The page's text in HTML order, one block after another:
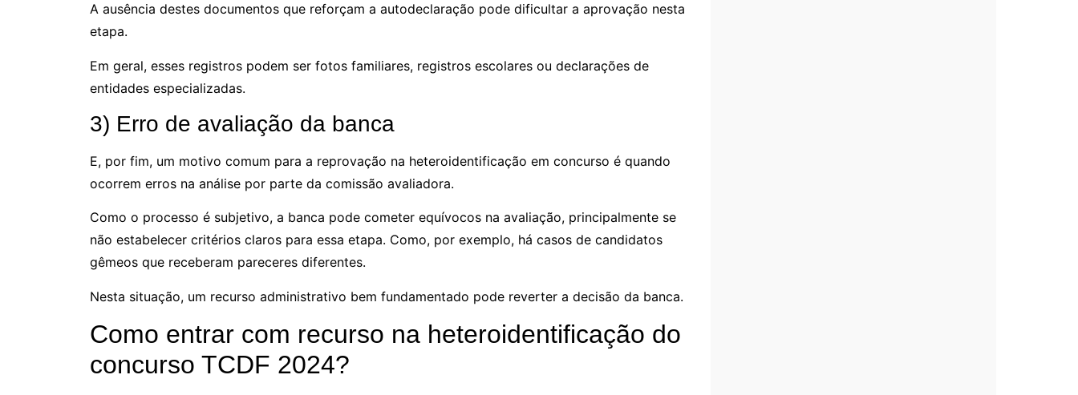
A ausência destes documentos que reforçam a autodeclaração pode dificultar a aprovação nesta
etapa.
Em geral, esses registros podem ser fotos familiares, registros escolares ou declarações de
entidades especializadas.
3) Erro de avaliação da banca
E, por fim, um motivo comum para a reprovação na heteroidentificação em concurso é quando
ocorrem erros na análise por parte da comissão avaliadora.
Como o processo é subjetivo, a banca pode cometer equívocos na avaliação, principalmente se
não estabelecer critérios claros para essa etapa. Como, por exemplo, há casos de candidatos
gêmeos que receberam pareceres diferentes.
Nesta situação, um recurso administrativo bem fundamentado pode reverter a decisão da banca.
Como entrar com recurso na heteroidentificação do
concurso TCDF 2024?